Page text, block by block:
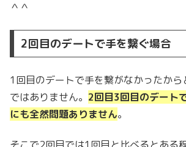
＾＾
2回目のデートで手を繋ぐ場合
1回目のデートで手を繋がなかったから
ではありません。 2回目3回目のデート
にも全然問題ありません。